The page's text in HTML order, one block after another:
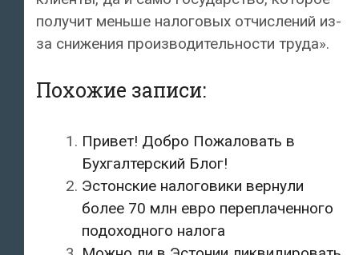
получит меньше налоговых отчислений из-
за снижения производительности труда».
Похожие записи:
Привет! Добро Пожаловать в
Бухгалтерский Блог!
Эстонские налоговики вернули
более 70 млн евро переплаченного
подоходного налога